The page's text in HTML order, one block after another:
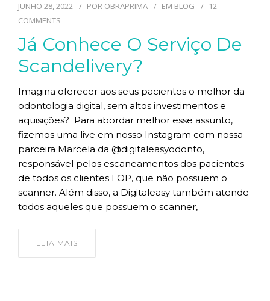
JUNHO 28, 2022 POR OBRAPRIMA EM BLOG
12
COMMENTS
Já Conhece O Serviço De
Scandelivery?
Imagina oferecer aos seus pacientes o melhor da
odontologia digital, sem altos investimentos e
aquisições? Para abordar melhor esse assunto,
fizemos uma live em nosso Instagram com nossa
parceira Marcela da @digitaleasyodonto,
responsável pelos escaneamentos dos pacientes
de todos os clientes LOP, que não possuem o
scanner. Além disso, a Digitaleasy também atende
todos aqueles que possuem o scanner,
LEIA MAIS